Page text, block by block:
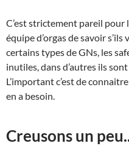
C’est strictement pareil pour
équipe d’orgas de savoir
certains types de GNs, les
inutiles, dans d’autres ils
L’important c’est de
en a besoin.
Creusons un